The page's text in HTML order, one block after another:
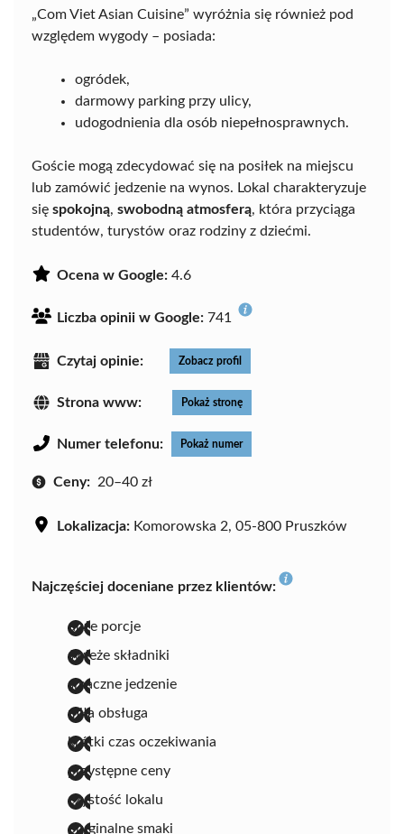
„Com Viet Asian Cuisine” wyróżnia się również pod
względem wygody – posiada:
ogródek,
darmowy parking przy ulicy,
udogodnienia dla osób niepełnosprawnych.
Goście mogą zdecydować się na posiłek na miejscu
lub zamówić jedzenie na wynos. Lokal charakteryzuje
się spokojną, swobodną atmosferą, która przyciąga
studentów, turystów oraz rodziny z dziećmi.
Ocena w Google: 4.6
Liczba opinii w Google: 741
Czytaj opinie: Zobacz profil
Strona www: Pokaż stronę
Numer telefonu: Pokaż numer
Ceny: 20–40 zł
Lokalizacja: Komorowska 2, 05-800 Pruszków
Najczęściej doceniane przez klientów:
duże porcje
świeże składniki
smaczne jedzenie
miła obsługa
krótki czas oczekiwania
przystępne ceny
czystość lokalu
oryginalne smaki